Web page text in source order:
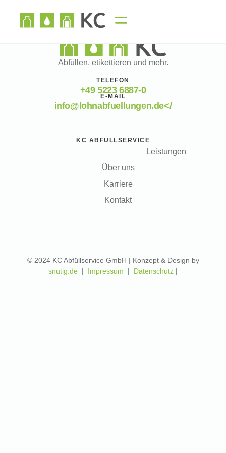
Abfüllen, etikettieren und mehr.
TELEFON
+49 5223 6887-0
E-MAIL
info@lohnabfuellungen.de</
KC ABFÜLLSERVICE
Leistungen
Über uns
Karriere
Kontakt
© 2024 KC Abfüllservice GmbH | Konzept & Design by
snutig.de | Impressum | Datenschutz |